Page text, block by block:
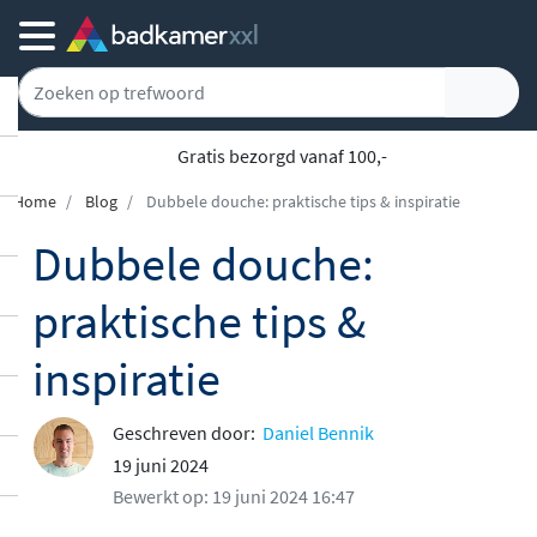
Gratis bezorgd vanaf 100,-
Home Blog Dubbele douche: praktische tips & inspiratie
Dubbele douche:
praktische tips &
inspiratie
Geschreven door: Daniel Bennik
19 juni 2024
Bewerkt op: 19 juni 2024 16:47